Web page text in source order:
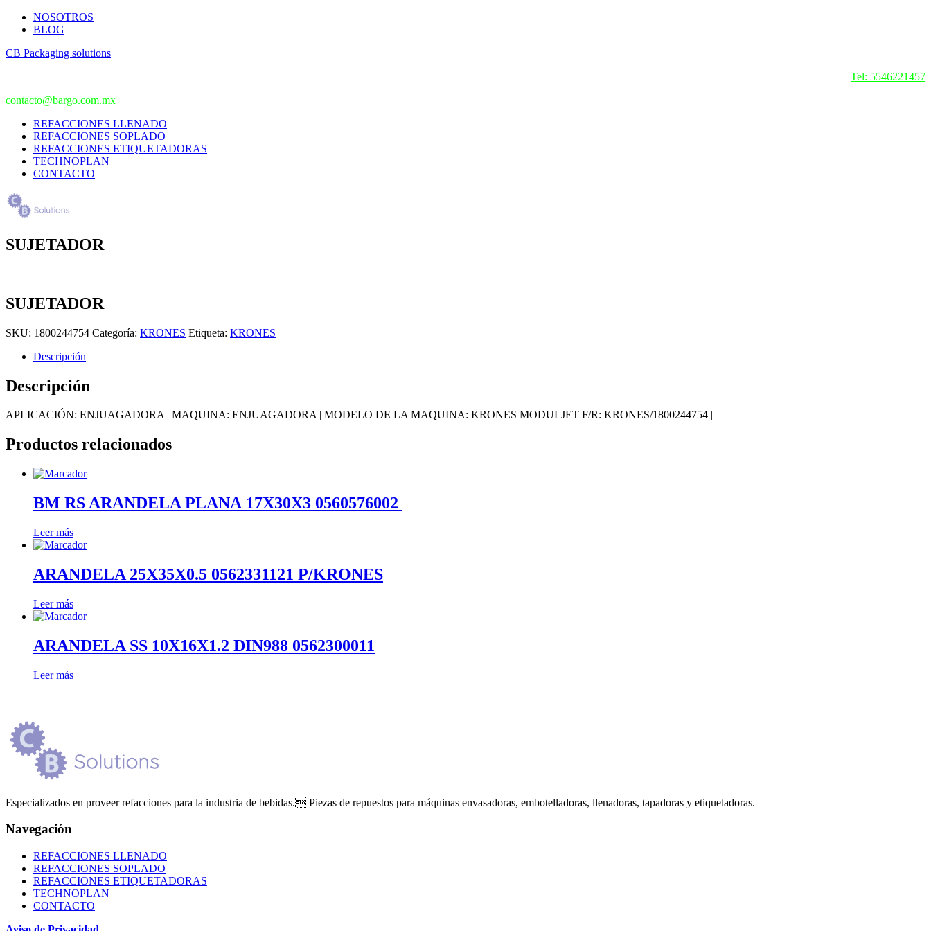
NOSOTROS
BLOG
CB Packaging solutions
Tel: 5546221457
contacto@bargo.com.mx
REFACCIONES LLENADO
REFACCIONES SOPLADO
REFACCIONES ETIQUETADORAS
TECHNOPLAN
CONTACTO
SUJETADOR
SUJETADOR
SKU: 1800244754 Categoría: KRONES Etiqueta: KRONES
Descripción
Descripción
APLICACIÓN: ENJUAGADORA | MAQUINA: ENJUAGADORA | MODELO DE LA MAQUINA: KRONES MODULJET F/R: KRONES/1800244754 |
Productos relacionados
BM RS ARANDELA PLANA 17X30X3 0560576002
Leer más
ARANDELA 25X35X0.5 0562331121 P/KRONES
Leer más
ARANDELA SS 10X16X1.2 DIN988 0562300011
Leer más
Especializados en proveer refacciones para la industria de bebidas. Piezas de repuestos para máquinas envasadoras, embotelladoras, llenadoras, tapadoras y etiquetadoras.
Navegación
REFACCIONES LLENADO
REFACCIONES SOPLADO
REFACCIONES ETIQUETADORAS
TECHNOPLAN
CONTACTO